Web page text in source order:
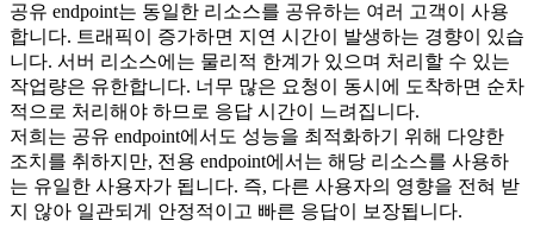
공유 endpoint는 동일한 리소스를 공유하는 여러 고객이 사용
합니다. 트래픽이 증가하면 지연 시간이 발생하는 경향이 있습
니다. 서버 리소스에는 물리적 한계가 있으며 처리할 수 있는
작업량은 유한합니다. 너무 많은 요청이 동시에 도착하면 순차
적으로 처리해야 하므로 응답 시간이 느려집니다.
저희는 공유 endpoint에서도 성능을 최적화하기 위해 다양한
조치를 취하지만, 전용 endpoint에서는 해당 리소스를 사용하
는 유일한 사용자가 됩니다. 즉, 다른 사용자의 영향을 전혀 받
지 않아 일관되게 안정적이고 빠른 응답이 보장됩니다.